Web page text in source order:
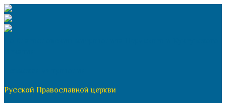
Перейти
к
содержимому
Русской Православной церкви